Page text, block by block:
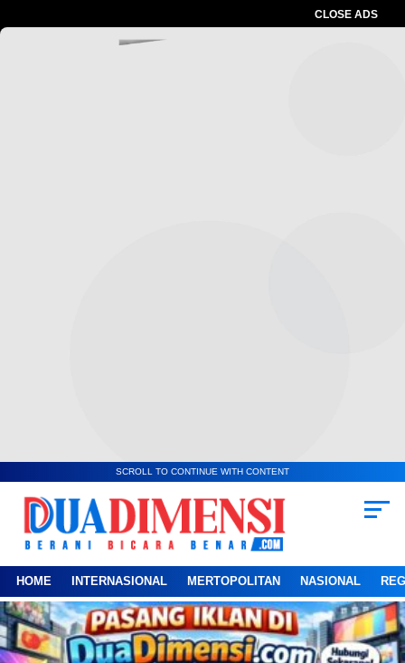
CLOSE ADS
SCROLL TO CONTINUE WITH CONTENT
HOME INTERNASIONAL MERTOPOLITAN NASIONAL